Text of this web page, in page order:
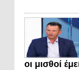
οι μισθοί